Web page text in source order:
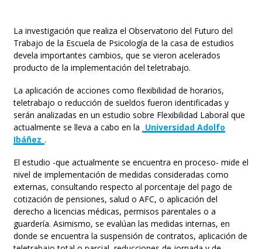
La investigación que realiza el Observatorio del Futuro del
Trabajo de la Escuela de Psicología de la casa de estudios
devela importantes cambios, que se vieron acelerados
producto de la implementación del teletrabajo.
La aplicación de acciones como flexibilidad de horarios,
teletrabajo o reducción de sueldos fueron identificadas y
serán analizadas en un estudio sobre Flexibilidad Laboral que
actualmente se lleva a cabo en la Universidad Adolfo
Ibáñez .
El estudio -que actualmente se encuentra en proceso- mide el
nivel de implementación de medidas consideradas como
externas, consultando respecto al porcentaje del pago de
cotización de pensiones, salud o AFC, o aplicación del
derecho a licencias médicas, permisos parentales o a
guardería. Asimismo, se evalúan las medidas internas, en
donde se encuentra la suspensión de contratos, aplicación de